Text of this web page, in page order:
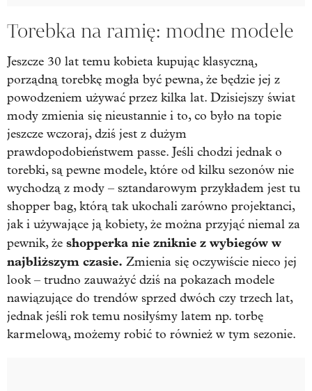
Torebka na ramię: modne modele
Jeszcze 30 lat temu kobieta kupując klasyczną,
porządną torebkę mogła być pewna, że będzie jej z
powodzeniem używać przez kilka lat. Dzisiejszy świat
mody zmienia się nieustannie i to, co było na topie
jeszcze wczoraj, dziś jest z dużym
prawdopodobieństwem passe. Jeśli chodzi jednak o
torebki, są pewne modele, które od kilku sezonów nie
wychodzą z mody – sztandarowym przykładem jest tu
shopper bag, którą tak ukochali zarówno projektanci,
jak i używające ją kobiety, że można przyjąć niemal za
pewnik, że shopperka nie zniknie z wybiegów w
najbliższym czasie. Zmienia się oczywiście nieco jej
look – trudno zauważyć dziś na pokazach modele
nawiązujące do trendów sprzed dwóch czy trzech lat,
jednak jeśli rok temu nosiłyśmy latem np. torbę
karmelową, możemy robić to również w tym sezonie.